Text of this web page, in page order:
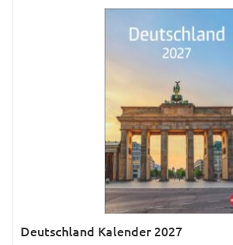
Deutschland Kalender 2027